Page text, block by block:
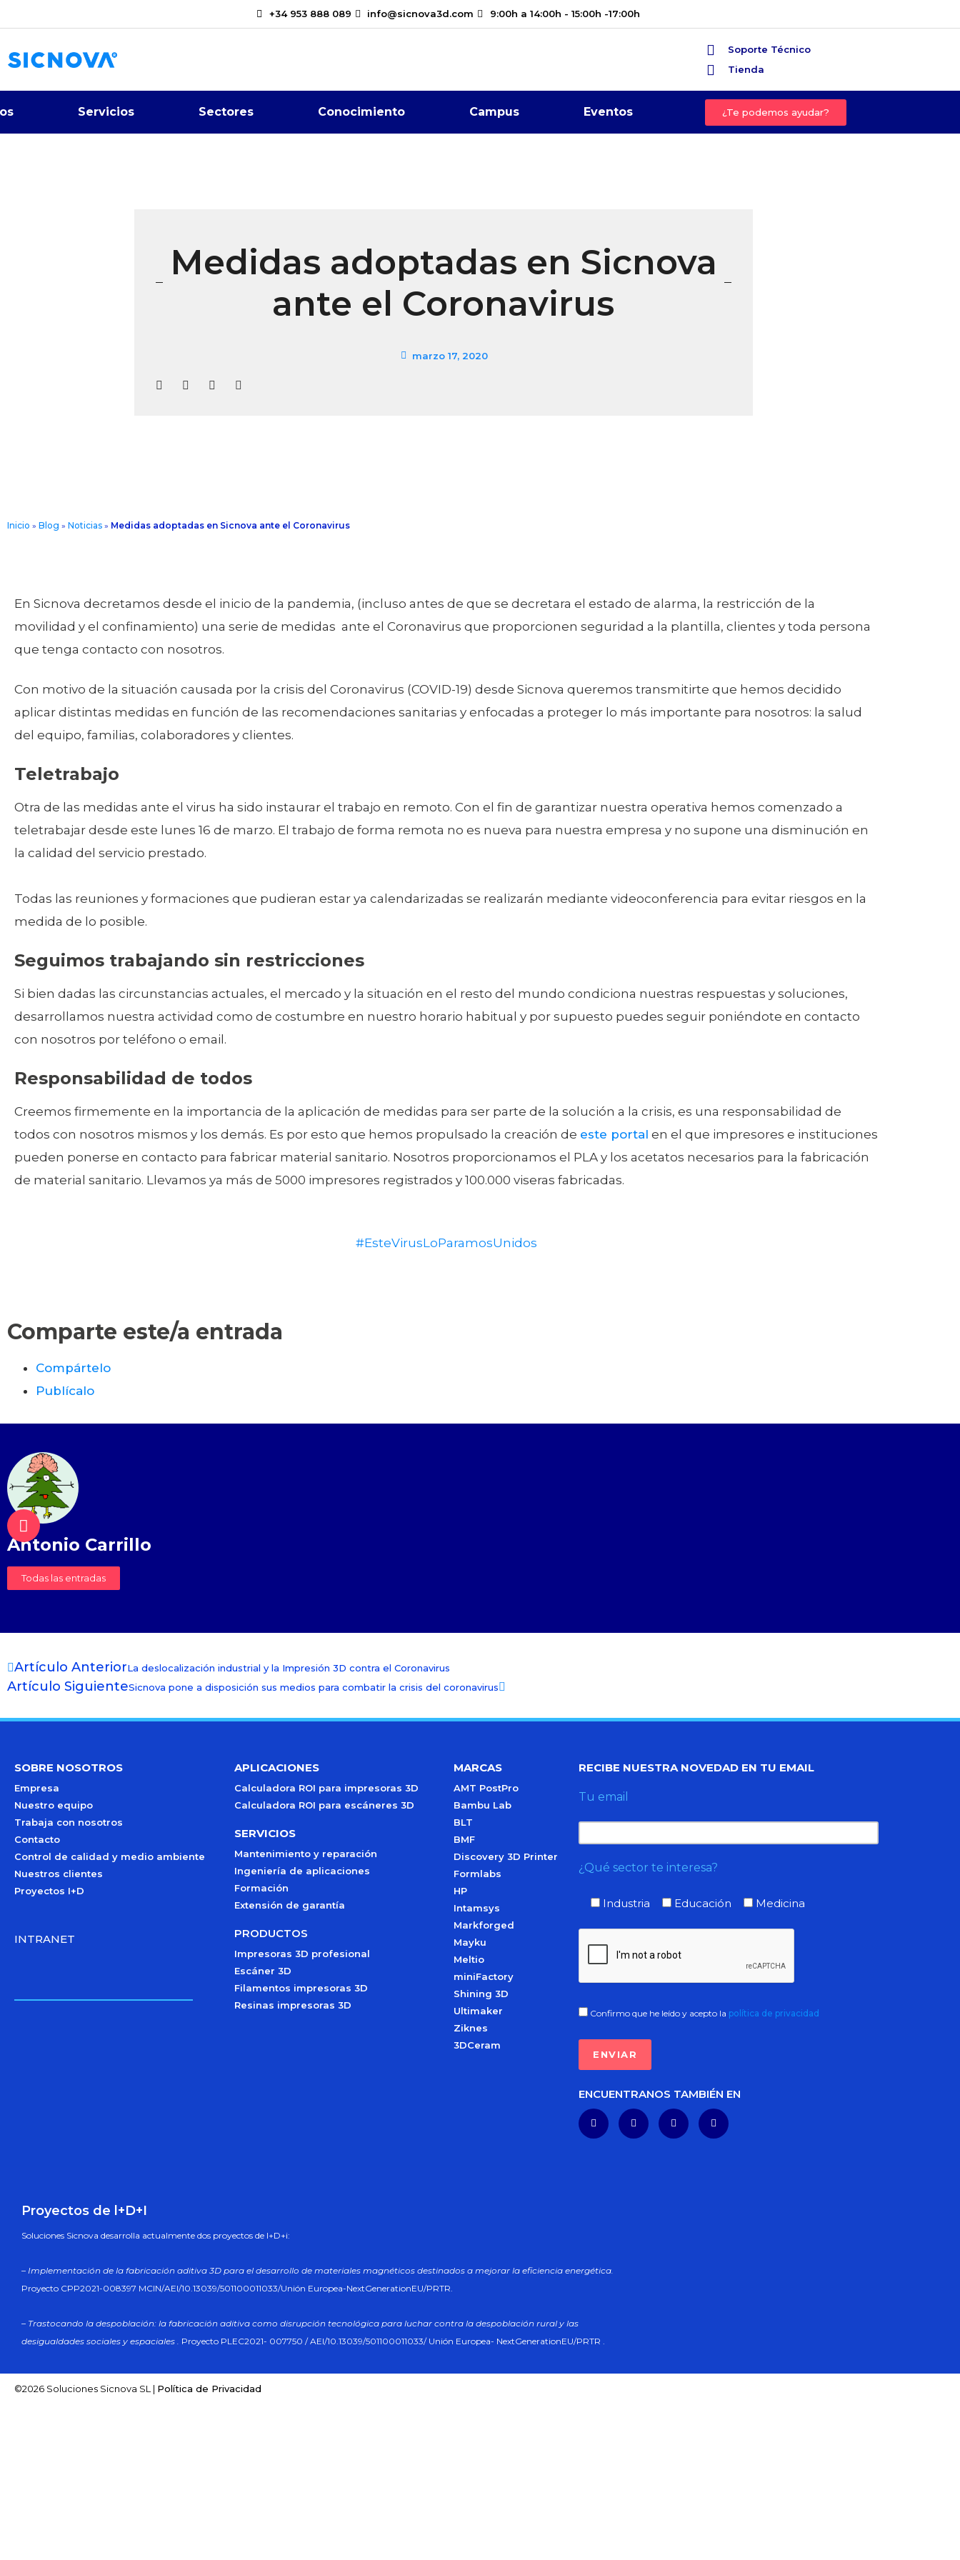
+34 953 888 089 info@sicnova3d.com 9:00h a 14:00h - 15:00h -17:00h
Soporte Técnico
Tienda
Servicios Sectores Conocimiento Campus Eventos ¿Te podemos ayudar?
Medidas adoptadas en Sicnova
ante el Coronavirus
marzo 17, 2020
Inicio » Blog » Noticias » Medidas adoptadas en Sicnova ante el Coronavirus
En Sicnova decretamos desde el inicio de la pandemia, (incluso antes de que se decretara el estado de alarma, la restricción de la
movilidad y el confinamiento) una serie de medidas ante el Coronavirus que proporcionen seguridad a la plantilla, clientes y toda persona
que tenga contacto con nosotros.
Con motivo de la situación causada por la crisis del Coronavirus (COVID-19) desde Sicnova queremos transmitirte que hemos decidido
aplicar distintas medidas en función de las recomendaciones sanitarias y enfocadas a proteger lo más importante para nosotros: la salud
del equipo, familias, colaboradores y clientes.
Teletrabajo
Otra de las medidas ante el virus ha sido instaurar el trabajo en remoto. Con el fin de garantizar nuestra operativa hemos comenzado a
teletrabajar desde este lunes 16 de marzo. El trabajo de forma remota no es nueva para nuestra empresa y no supone una disminución en
la calidad del servicio prestado.
Todas las reuniones y formaciones que pudieran estar ya calendarizadas se realizarán mediante videoconferencia para evitar riesgos en la
medida de lo posible.
Seguimos trabajando sin restricciones
Si bien dadas las circunstancias actuales, el mercado y la situación en el resto del mundo condiciona nuestras respuestas y soluciones,
desarrollamos nuestra actividad como de costumbre en nuestro horario habitual y por supuesto puedes seguir poniéndote en contacto
con nosotros por teléfono o email.
Responsabilidad de todos
Creemos firmemente en la importancia de la aplicación de medidas para ser parte de la solución a la crisis, es una responsabilidad de
todos con nosotros mismos y los demás. Es por esto que hemos propulsado la creación de este portal en el que impresores e instituciones
pueden ponerse en contacto para fabricar material sanitario. Nosotros proporcionamos el PLA y los acetatos necesarios para la fabricación
de material sanitario. Llevamos ya más de 5000 impresores registrados y 100.000 viseras fabricadas.
#EsteVirusLoParamosUnidos
Comparte este/a entrada
Compártelo
Publícalo
Antonio Carrillo
Todas las entradas
Artículo AnteriorLa deslocalización industrial y la Impresión 3D contra el Coronavirus
Artículo SiguienteSicnova pone a disposición sus medios para combatir la crisis del coronavirus
SOBRE NOSOTROS
Empresa
Nuestro equipo
Trabaja con nosotros
Contacto
Control de calidad y medio ambiente
Nuestros clientes
Proyectos I+D
INTRANET
APLICACIONES
Calculadora ROI para impresoras 3D
Calculadora ROI para escáneres 3D
SERVICIOS
Mantenimiento y reparación
Ingeniería de aplicaciones
Formación
Extensión de garantía
PRODUCTOS
Impresoras 3D profesional
Escáner 3D
Filamentos impresoras 3D
Resinas impresoras 3D
MARCAS
AMT PostPro
Bambu Lab
BLT
BMF
Discovery 3D Printer
Formlabs
HP
Intamsys
Markforged
Mayku
Meltio
miniFactory
Shining 3D
Ultimaker
Ziknes
3DCeram
RECIBE NUESTRA NOVEDAD EN TU EMAIL
Tu email
¿Qué sector te interesa?
Industria Educación Medicina
Confirmo que he leído y acepto la política de privacidad
ENCUENTRANOS TAMBIÉN EN
Proyectos de l+D+I
Soluciones Sicnova desarrolla actualmente dos proyectos de l+D+i:
– Implementación de la fabricación aditiva 3D para el desarrollo de materiales magnéticos destinados a mejorar la eficiencia energética.
Proyecto CPP2021-008397 MCIN/AEI/10.13039/501100011033/Unión Europea-NextGenerationEU/PRTR.
– Trastocando la despoblación: la fabricación aditiva como disrupción tecnológica para luchar contra la despoblación rural y las
desigualdades sociales y espaciales .
Proyecto PLEC2021- 007750 / AEI/10.13039/501100011033/ Unión Europea- NextGenerationEU/PRTR .
©2026 Soluciones Sicnova SL | Política de Privacidad